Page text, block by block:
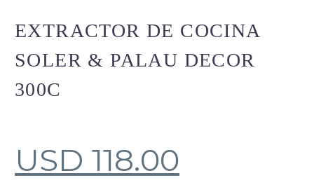
EXTRACTOR DE COCINA
SOLER & PALAU DECOR
300C
USD 118.00